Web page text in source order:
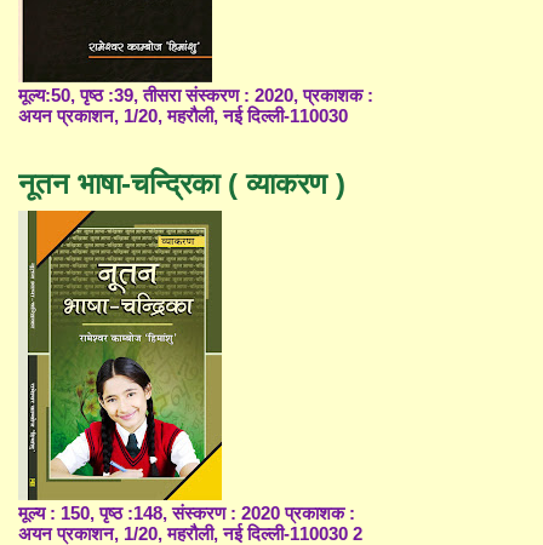
मूल्य:50, पृष्ठ :39, तीसरा संस्करण : 2020, प्रकाशक :
अयन प्रकाशन, 1/20, महरौली, नई दिल्ली-110030
नूतन भाषा-चन्द्रिका ( व्याकरण )
मूल्य : 150, पृष्ठ :148, संस्करण : 2020 प्रकाशक :
अयन प्रकाशन, 1/20, महरौली, नई दिल्ली-110030 2